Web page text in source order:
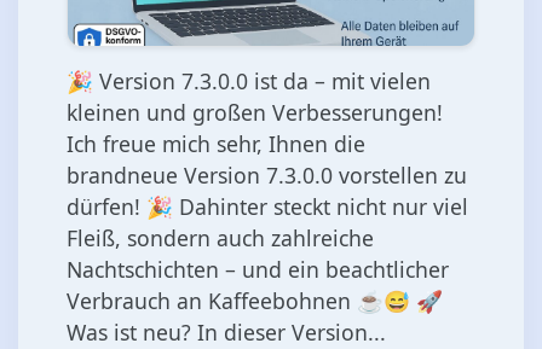
🎉 Version 7.3.0.0 ist da – mit vielen
kleinen und großen Verbesserungen!
Ich freue mich sehr, Ihnen die
brandneue Version 7.3.0.0 vorstellen zu
dürfen! 🎉 Dahinter steckt nicht nur viel
Fleiß, sondern auch zahlreiche
Nachtschichten – und ein beachtlicher
Verbrauch an Kaffeebohnen ☕😅 🚀
Was ist neu? In dieser Version...